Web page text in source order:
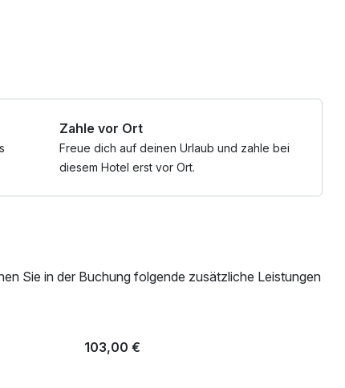
Nähe von Bad Zell ist ein Paradies für Wanderer
Wanderwege und genießen Sie die atemberaubende
des Fitnessbereichs, Nutzung des
Zahle vor Ort
Freue dich auf deinen Urlaub und zahle bei
diesem Hotel erst vor Ort.
Sie in der Buchung folgende zusätzliche Leistungen
103,00 €